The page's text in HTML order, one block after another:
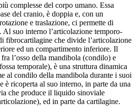
complesse del corpo umano. Essa
del cranio, è doppia e, con un
e traslazione, ci permette di
Al suo interno l’articolazione temporo-
fibrocartilagine che divide l’articolazione
ed un compartimento inferiore. Il
l’osso della mandibola (condilo) e
temporale), è una struttura dinamica
al condilo della mandibola durante i suoi
è ricoperta al suo interno, in parte da una
che produce il liquido sinoviale
ed in parte da cartilagine.